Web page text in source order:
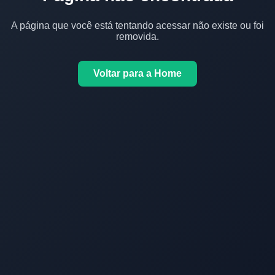
A página que você está tentando acessar não existe ou foi
removida.
Voltar para a Home